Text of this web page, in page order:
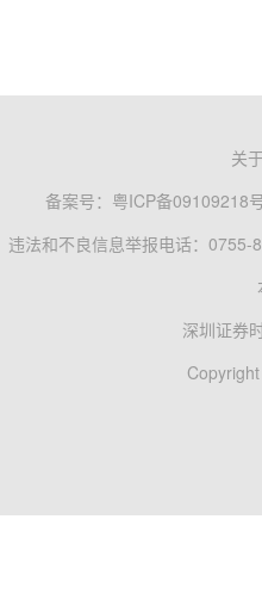
关
备案号： 粤ICP备09109218
违法和不良信息举报电话：0755-
深圳证券